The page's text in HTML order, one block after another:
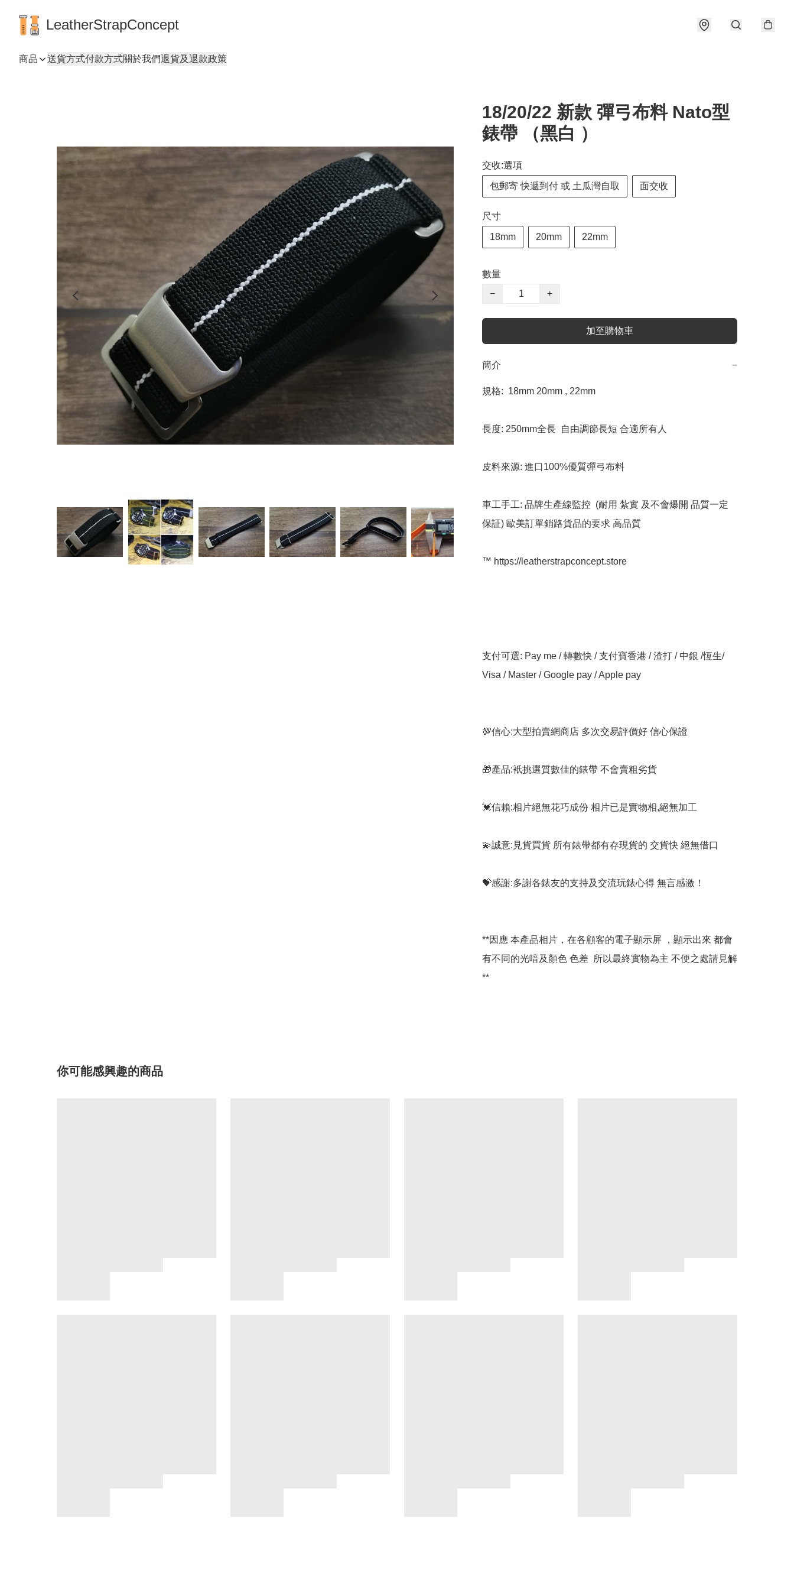
LeatherStrapConcept
商品 送貨方式付款方式關於我們退貨及退款政策
18/20/22 新款 彈弓布料 Nato型
錶帶 （黑白 ）
交收:選項
包郵寄 快遞到付 或 土瓜灣自取 面交收
尺寸
18mm 20mm 22mm
數量
−
+
加至購物車
簡介 −
規格:  18mm 20mm , 22mm
長度: 250mm全長  自由調節長短 合適所有人
皮料來源: 進口100%優質彈弓布料
車工手工: 品牌生產線監控  (耐用 紮實 及不會爆開 品質一定
保証) 歐美訂單銷路貨品的要求 高品質
™️ https://leatherstrapconcept.store
支付可選: Pay me / 轉數快 / 支付寶香港 / 渣打 / 中銀 /恆生/
Visa / Master / Google pay / Apple pay
💯信心:大型拍賣網商店 多次交易評價好 信心保證
🎁產品:衹挑選質數佳的錶帶 不會賣粗劣貨
💓信賴:相片絕無花巧成份 相片已是實物相,絕無加工
💫誠意:見貨買貨 所有錶帶都有存現貨的 交貨快 絕無借口
💝感謝:多謝各錶友的支持及交流玩錶心得 無言感激！
**因應 本產品相片，在各顧客的電子顯示屏 ，顯示出來 都會
有不同的光喑及顏色 色差  所以最終實物為主 不便之處請見解
**
你可能感興趣的商品